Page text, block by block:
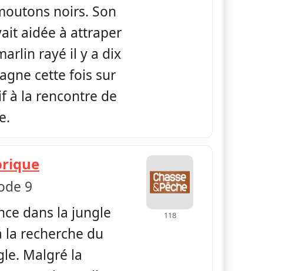
noirs. Son
aidée à attraper
rayé il y a dix
cette fois sur
à la rencontre de
— La Globe-Trotteuse Chasse & Pêche
9
dans la jungle
la recherche du
Malgré la
118